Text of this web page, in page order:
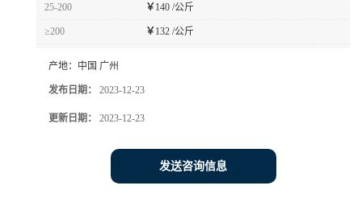
25-200 ￥ 140 /公斤
≥200 ￥ 132 /公斤
产地： 中国 广州
发布日期： 2023-12-23
更新日期： 2023-12-23
发送咨询信息